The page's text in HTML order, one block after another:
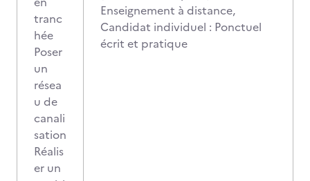
tranc
hée
Poser
un
résea
u de
canali
sation
Réalis
er un
Enseignement à distance,
Candidat individuel : Ponctuel
écrit et pratique